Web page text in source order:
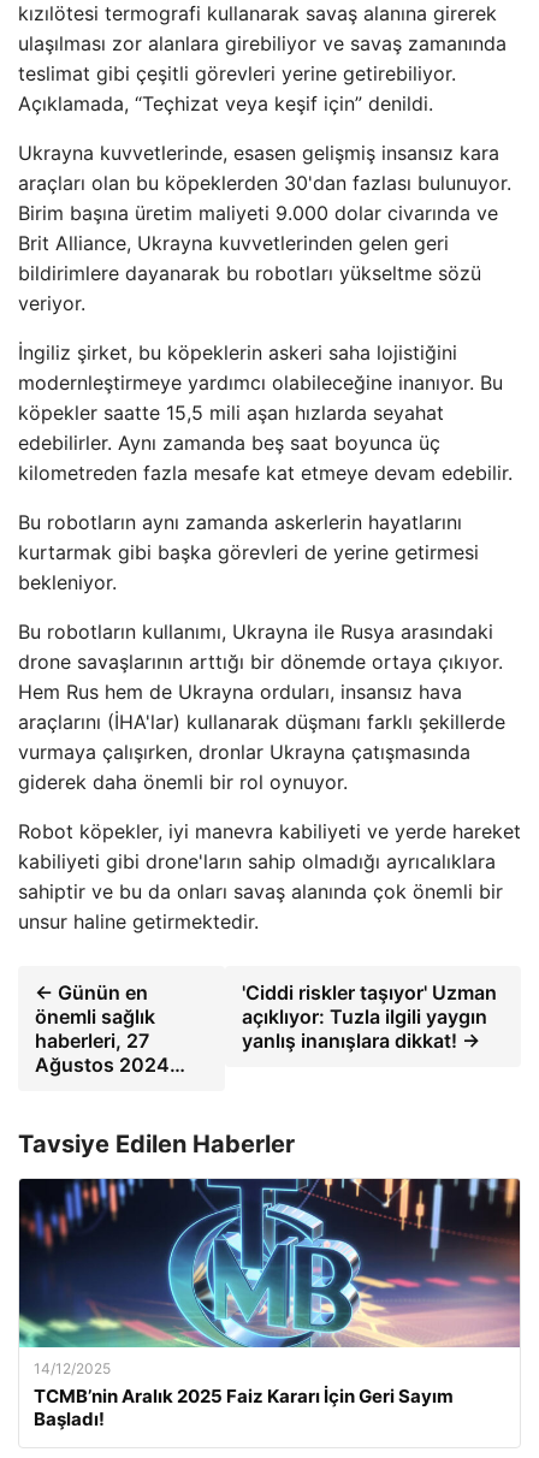
kızılötesi termografi kullanarak savaş alanına girerek
ulaşılması zor alanlara girebiliyor ve savaş zamanında
teslimat gibi çeşitli görevleri yerine getirebiliyor.
Açıklamada, “Teçhizat veya keşif için” denildi.
Ukrayna kuvvetlerinde, esasen gelişmiş insansız kara
araçları olan bu köpeklerden 30'dan fazlası bulunuyor.
Birim başına üretim maliyeti 9.000 dolar civarında ve
Brit Alliance, Ukrayna kuvvetlerinden gelen geri
bildirimlere dayanarak bu robotları yükseltme sözü
veriyor.
İngiliz şirket, bu köpeklerin askeri saha lojistiğini
modernleştirmeye yardımcı olabileceğine inanıyor. Bu
köpekler saatte 15,5 mili aşan hızlarda seyahat
edebilirler. Aynı zamanda beş saat boyunca üç
kilometreden fazla mesafe kat etmeye devam edebilir.
Bu robotların aynı zamanda askerlerin hayatlarını
kurtarmak gibi başka görevleri de yerine getirmesi
bekleniyor.
Bu robotların kullanımı, Ukrayna ile Rusya arasındaki
drone savaşlarının arttığı bir dönemde ortaya çıkıyor.
Hem Rus hem de Ukrayna orduları, insansız hava
araçlarını (İHA'lar) kullanarak düşmanı farklı şekillerde
vurmaya çalışırken, dronlar Ukrayna çatışmasında
giderek daha önemli bir rol oynuyor.
Robot köpekler, iyi manevra kabiliyeti ve yerde hareket
kabiliyeti gibi drone'ların sahip olmadığı ayrıcalıklara
sahiptir ve bu da onları savaş alanında çok önemli bir
unsur haline getirmektedir.
← Günün en
önemli sağlık
haberleri, 27
Ağustos 2024…
'Ciddi riskler taşıyor' Uzman
açıklıyor: Tuzla ilgili yaygın
yanlış inanışlara dikkat! →
Tavsiye Edilen Haberler
14/12/2025
TCMB’nin Aralık 2025 Faiz Kararı İçin Geri Sayım
Başladı!